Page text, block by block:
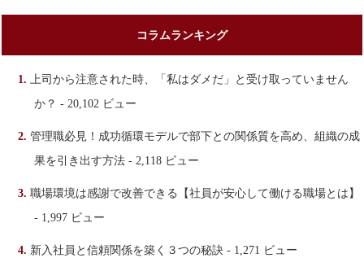
コラムランキング
上司から注意された時、「私はダメだ」と受け取っていません
か？ - 20,102 ビュー
管理職必見！成功循環モデルで部下との関係質を高め、組織の成
果を引き出す方法- 2,118 ビュー
職場環境は感謝で改善できる【社員が安心して働ける職場とは】
- 1,997 ビュー
新入社員と信頼関係を築く３つの秘訣 - 1,271 ビュー